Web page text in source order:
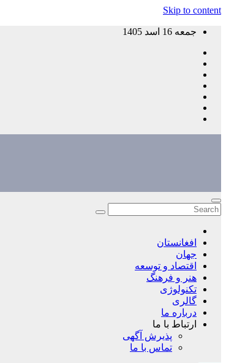
Skip to content
جمعه 16 اسد 1405
افغانستان
جهان
اقتصاد و توسعه
هنر و فرهنگ
تکنولوژی
گالری
درباره ما
ارتباط با ما
پذیرش آگهی
تماس با ما